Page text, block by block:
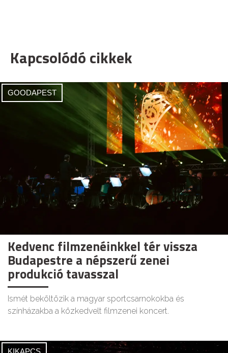
Kapcsolódó cikkek
GOODAPEST
Kedvenc filmzenéinkkel tér vissza
Budapestre a népszerű zenei
produkció tavasszal
Ismét beköltözik a magyar sportcsarnokokba és
színházakba a közkedvelt filmzenei koncert.
KIKAPCS